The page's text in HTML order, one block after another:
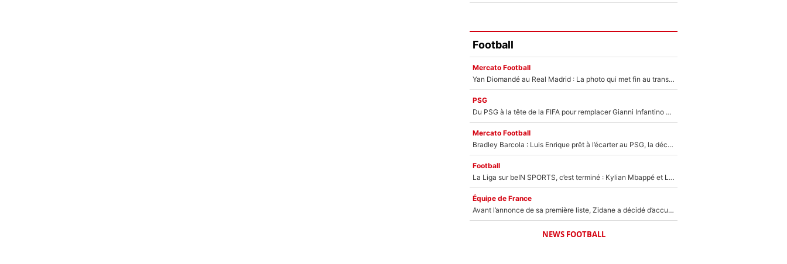
Football
Mercato Football
Yan Diomandé au Real Madrid : La photo qui met fin au transfert de l’été !
PSG
Du PSG à la tête de la FIFA pour remplacer Gianni Infantino ? «Il serait un mauvais président», le patron de la Liga s'attaque à Nasser Al-Khelaïfi !
Mercato Football
Bradley Barcola : Luis Enrique prêt à l’écarter au PSG, la décision qui va accélérer son transfert à Liverpool ?
Football
La Liga sur beIN SPORTS, c’est terminé : Kylian Mbappé et Lamine Yamal changent de chaîne, «le moment était venu d'ouvrir un nouveau chapitre»
Équipe de France
Avant l’annonce de sa première liste, Zidane a décidé d’accueillir une nouvelle tête en équipe de France
NEWS FOOTBALL